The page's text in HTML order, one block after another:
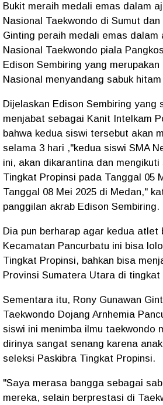
Bukit meraih medali emas dalam
Nasional Taekwondo di Sumut
Ginting peraih medali emas dalam
Nasional Taekwondo piala
Edison Sembiring yang
Nasional menyandang sabuk
Dijelaskan Edison Sembiring yang
menjabat sebagai Kanit Intelkam
bahwa kedua siswi tersebut akan
selama 3 hari ,"kedua siswi SMA
ini, akan dikarantina dan
Tingkat Propinsi pada Tanggal 05
Tanggal 08 Mei 2025 di Medan,"
panggilan akrab Edison Sembiring.
Dia pun berharap agar kedua atlet
Kecamatan Pancurbatu ini bisa
Tingkat Propinsi, bahkan bisa
Provinsi Sumatera Utara di
Sementara itu, Rony Gunawan
Taekwondo Dojang Arnhemia
siswi ini menimba ilmu taekwondo
dirinya sangat senang karena
seleksi Paskibra Tingkat Propinsi.
"Saya merasa bangga sebagai
mereka, selain berprestasi di